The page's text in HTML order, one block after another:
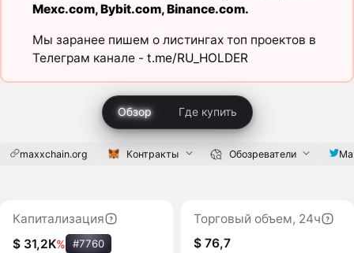
Mexc.com,Bybit.com,Binance.com.
Мы заранее пишем о листингах топ проектов в
Телеграм канале - t.me/RU_HOLDER
Обзор Где купить
maxxchain.org Контракты Обозреватели
Капитализация
$ 31,2K% #7760
Торговый объем, 24ч
$ 76,7